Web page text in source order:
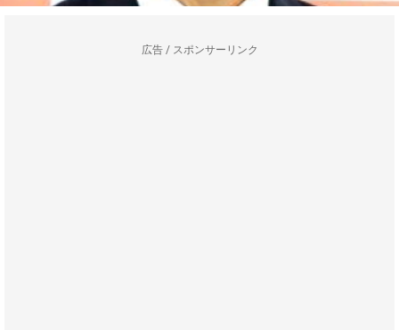
広告 / スポンサーリンク